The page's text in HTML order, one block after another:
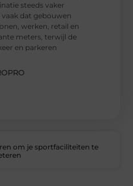
steeds vaker
dat gebouwen
werken, retail en
meters, terwijl de
en parkeren
om je sportfaciliteiten te